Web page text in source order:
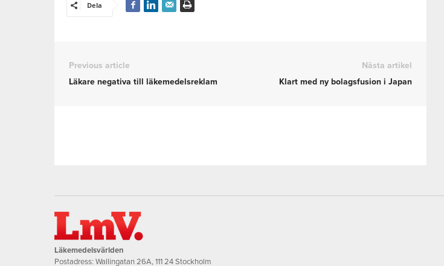
Dela
Previous article
Läkare negativa till läkemedelsreklam
Nästa artikel
Klart med ny bolagsfusion i Japan
Läkemedelsvärlden
Postadress: Wallingatan 26A, 111 24 Stockholm